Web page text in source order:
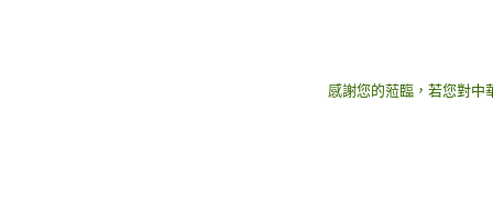
感謝您的蒞臨，若您對中